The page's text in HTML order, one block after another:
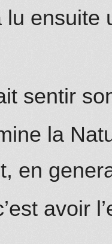
lu ensuite
sentir
la
en
avoir